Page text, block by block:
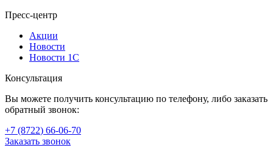
Пресс-центр
Акции
Новости
Новости 1С
Консультация
Вы можете получить консультацию по телефону, либо заказать
обратный звонок:
+7 (8722) 66-06-70
Заказать звонок